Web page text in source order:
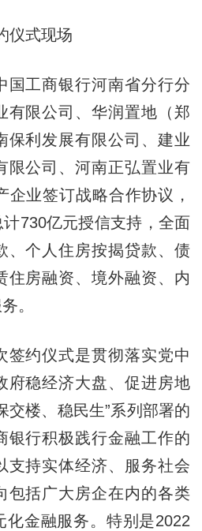
仪式现场
工商银行河南省分行分
有限公司、华润置地（郑
保利发展有限公司、建业
限公司、河南正弘置业有
企业签订战略合作协议，
730亿元授信支持，全面
、个人住房按揭贷款、债
住房融资、境外融资、内
。
约仪式是贯彻落实党中
府稳经济大盘、促进房地
交楼、稳民生”系列部署的
银行积极践行金融工作的
支持实体经济、服务社会
包括广大房企在内的各类
化金融服务。特别是2022